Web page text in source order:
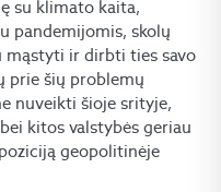
su klimato kaita,
pandemijomis, skolų
mąstyti ir dirbti ties savo
prie šių problemų
nuveikti šioje srityje,
kitos valstybės geriau
geopolitinėje